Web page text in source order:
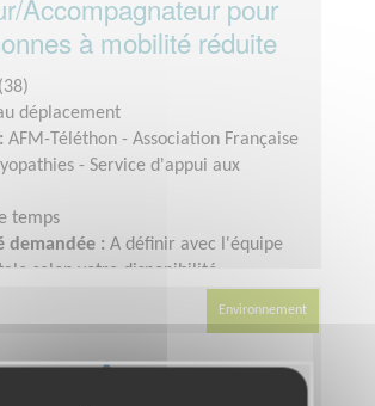
Accompagnateur pour
à mobilité réduite
déplacement
AFM-Téléthon - Association Française
- Service d'appui aux
temps
demandée : A définir avec l'équipe
selon votre disponibilité
Environnement